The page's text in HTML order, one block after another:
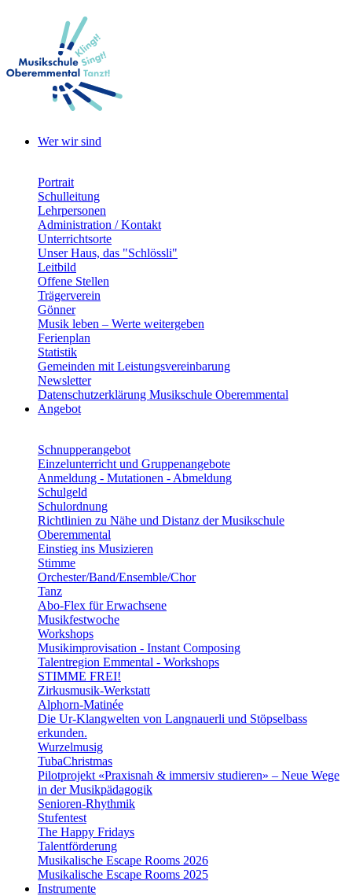
Wer wir sind
Portrait
Schulleitung
Lehrpersonen
Administration / Kontakt
Unterrichtsorte
Unser Haus, das "Schlössli"
Leitbild
Offene Stellen
Trägerverein
Gönner
Musik leben – Werte weitergeben
Ferienplan
Statistik
Gemeinden mit Leistungsvereinbarung
Newsletter
Datenschutzerklärung Musikschule Oberemmental
Angebot
Schnupperangebot
Einzelunterricht und Gruppenangebote
Anmeldung - Mutationen - Abmeldung
Schulgeld
Schulordnung
Richtlinien zu Nähe und Distanz der Musikschule
Oberemmental
Einstieg ins Musizieren
Stimme
Orchester/Band/Ensemble/Chor
Tanz
Abo-Flex für Erwachsene
Musikfestwoche
Workshops
Musikimprovisation - Instant Composing
Talentregion Emmental - Workshops
STIMME FREI!
Zirkusmusik-Werkstatt
Alphorn-Matinée
Die Ur-Klangwelten von Langnauerli und Stöpselbass
erkunden.
Wurzelmusig
TubaChristmas
Pilotprojekt «Praxisnah & immersiv studieren» – Neue Wege
in der Musikpädagogik
Senioren-Rhythmik
Stufentest
The Happy Fridays
Talentförderung
Musikalische Escape Rooms 2026
Musikalische Escape Rooms 2025
Instrumente